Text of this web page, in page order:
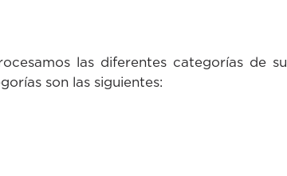
las diferentes categorías de su
son las siguientes: